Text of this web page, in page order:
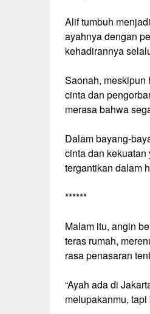
Alif tumbuh
ayahnya dengan
kehadirannya
Saonah, meskipun
cinta dan
merasa bahwa
Dalam bayang-
cinta dan
tergantikan dalam
******
Malam itu, angin
teras rumah,
rasa penasaran
“Ayah ada di
melupakanmu,